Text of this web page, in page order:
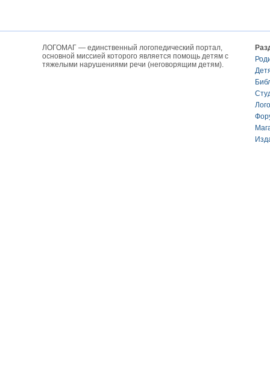
ЛОГОМАГ — единственный логопедический портал,
основной миссией которого является помощь детям с
тяжелыми нарушениями речи (неговорящим детям).